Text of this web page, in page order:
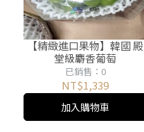
【精緻進口果物】韓國 殿
堂級麝香葡萄
已銷售：0
NT$1,339
加入購物車